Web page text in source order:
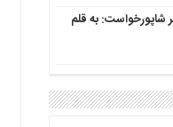
شاپورخواست: به قلم